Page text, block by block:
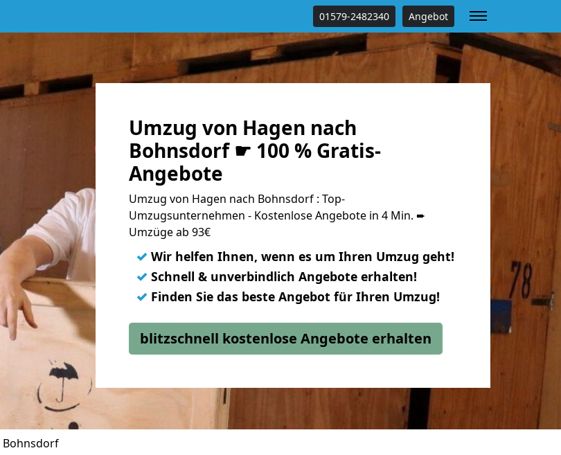
01579-2482340 Angebot
Umzug von Hagen nach
Bohnsdorf ☛ 100 % Gratis-
Angebote
Umzug von Hagen nach Bohnsdorf : Top-
Umzugsunternehmen - Kostenlose Angebote in 4 Min. ➨
Umzüge ab 93€
✓ Wir helfen Ihnen, wenn es um Ihren Umzug geht!
✓ Schnell & unverbindlich Angebote erhalten!
✓ Finden Sie das beste Angebot für Ihren Umzug!
blitzschnell kostenlose Angebote erhalten
Bohnsdorf